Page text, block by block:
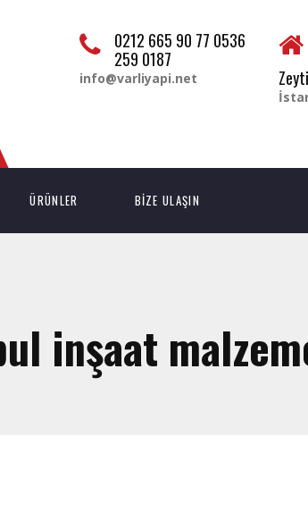
0212 665 90 77 0536
259 0187
info@varliyapi.net
ÜRÜNLER BİZE ULAŞIN
inşaat